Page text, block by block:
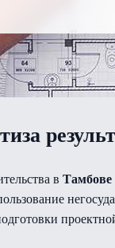
в Тамбове